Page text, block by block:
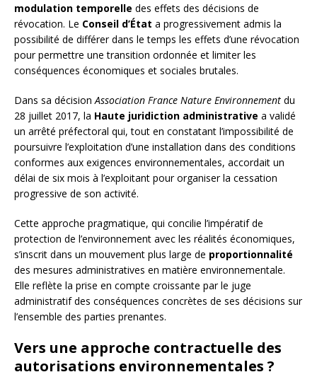
modulation temporelle des effets des décisions de
révocation. Le Conseil d’État a progressivement admis la
possibilité de différer dans le temps les effets d’une révocation
pour permettre une transition ordonnée et limiter les
conséquences économiques et sociales brutales.
Dans sa décisionAssociation France Nature Environnement du
28 juillet 2017, la Haute juridiction administrative a validé
un arrêté préfectoral qui, tout en constatant l’impossibilité de
poursuivre l’exploitation d’une installation dans des conditions
conformes aux exigences environnementales, accordait un
délai de six mois à l’exploitant pour organiser la cessation
progressive de son activité.
Cette approche pragmatique, qui concilie l’impératif de
protection de l’environnement avec les réalités économiques,
s’inscrit dans un mouvement plus large de proportionnalité
des mesures administratives en matière environnementale.
Elle reflète la prise en compte croissante par le juge
administratif des conséquences concrètes de ses décisions sur
l’ensemble des parties prenantes.
Vers une approche contractuelle des
autorisations environnementales ?